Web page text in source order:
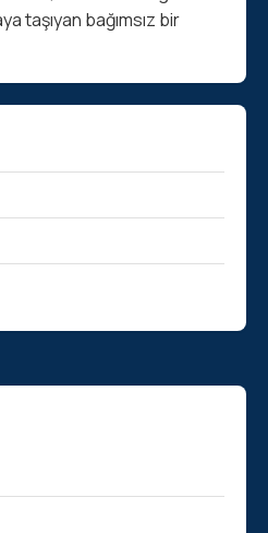
taşıyan bağımsız bir